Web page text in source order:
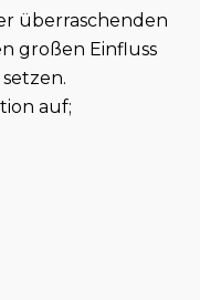
überraschenden
großen Einfluss
auf;